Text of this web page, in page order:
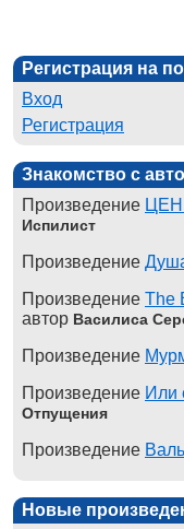
Регистрация на
Вход
Регистрация
Знакомство с
Произведение
Испилист
Произведение
Произведение The
автор Василиса
Произведение
Произведение Или
Отпущения
Произведение
Новые